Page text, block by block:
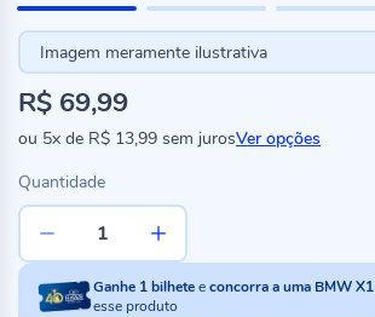
Imagem meramente ilustrativa
R$ 69,99
ou 5x de R$ 13,99 sem jurosVer opções
Quantidade
Ganhe 1bilheteeconcorra a uma BMW X1
esse produto